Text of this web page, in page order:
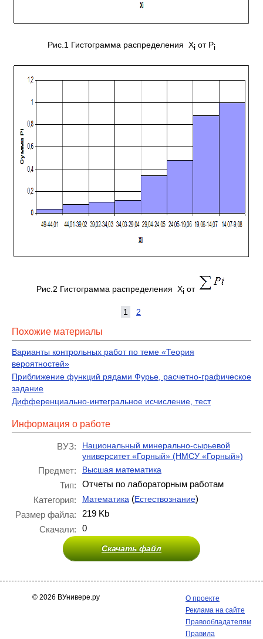
Рис.1 Гистограмма распределения Xi от Pi
Рис.2 Гистограмма распределения Xi от
1 2
Похожие материалы
Варианты контрольных работ по теме «Теория
вероятностей»
Приближение функций рядами Фурье, расчетно-графическое
задание
Дифференциально-интегральное исчисление, тест
Информация о работе
ВУЗ:
Национальный минерально-сырьевой
университет «Горный» (НМСУ «Горный»)
Предмет: Высшая математика
Тип:
Отчеты по лабораторным работам
Категория:
Математика (Естествознание)
Размер файла:
219 Kb
Скачали:
0
Скачать файл
© 2026 ВУнивере.ру
О проекте
Реклама на сайте
Правообладателям
Правила